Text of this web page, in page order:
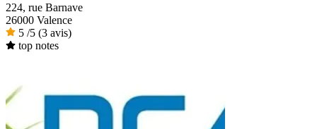
224, rue Barnave
26000 Valence
5 /5 (3 avis)
top notes